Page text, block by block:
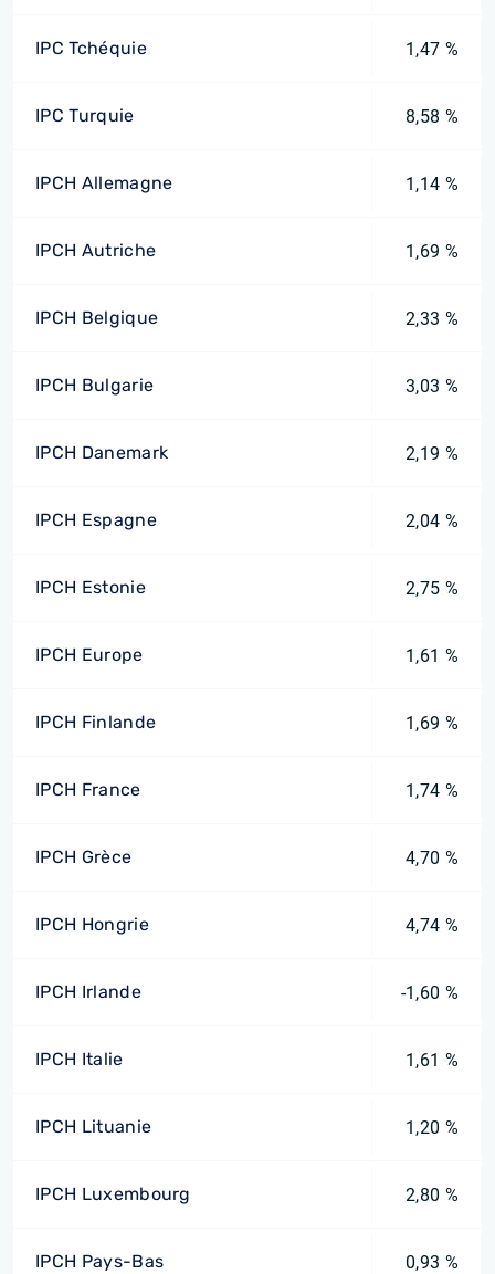
IPC Tchéquie 1,47 %
IPC Turquie 8,58 %
IPCH Allemagne 1,14 %
IPCH Autriche 1,69 %
IPCH Belgique 2,33 %
IPCH Bulgarie 3,03 %
IPCH Danemark 2,19 %
IPCH Espagne 2,04 %
IPCH Estonie 2,75 %
IPCH Europe 1,61 %
IPCH Finlande 1,69 %
IPCH France 1,74 %
IPCH Grèce 4,70 %
IPCH Hongrie 4,74 %
IPCH Irlande -1,60 %
IPCH Italie 1,61 %
IPCH Lituanie 1,20 %
IPCH Luxembourg 2,80 %
IPCH Pays-Bas 0,93 %